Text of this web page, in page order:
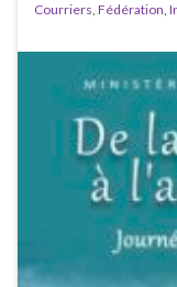
Courriers, Fédération,